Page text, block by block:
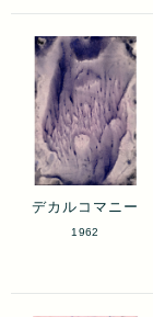
デカルコマニー
1962